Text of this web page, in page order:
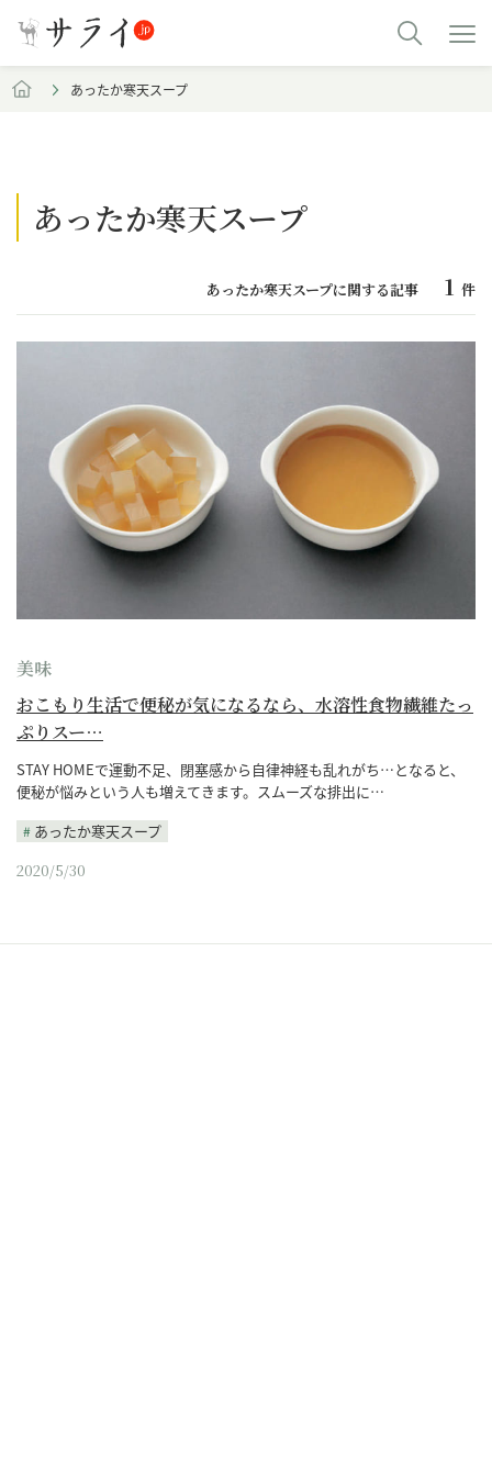
あったか寒天スープ
あったか寒天スープ
あったか寒天スープに関する記事 1 件
美味
おこもり生活で便秘が気になるなら、水溶性食物繊維たっ
ぷりスー…
STAY HOMEで運動不足、閉塞感から自律神経も乱れがち…となると、
便秘が悩みという人も増えてきます。スムーズな排出に…
あったか寒天スープ
2020/5/30